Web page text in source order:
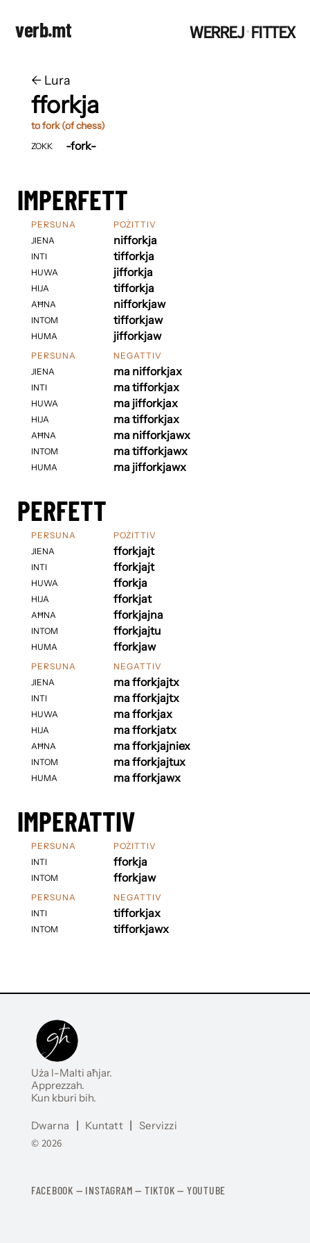
verb.mt WERREJ·FITTEX
← ​​Lura
fforkja
to fork (of chess)
ZOKK -fork-
IMPERFETT
PERSUNA
JIENA
INTI
HUWA
HIJA
AĦNA
INTOM
HUMA
POŻITTIV
nifforkja
tifforkja
jifforkja
tifforkja
nifforkjaw
tifforkjaw
jifforkjaw
PERSUNA
JIENA
INTI
HUWA
HIJA
AĦNA
INTOM
HUMA
NEGATTIV
ma nifforkjax
ma tifforkjax
ma jifforkjax
ma tifforkjax
ma nifforkjawx
ma tifforkjawx
ma jifforkjawx
PERFETT
PERSUNA
JIENA
INTI
HUWA
HIJA
AĦNA
INTOM
HUMA
POŻITTIV
fforkjajt
fforkjajt
fforkja
fforkjat
fforkjajna
fforkjajtu
fforkjaw
PERSUNA
JIENA
INTI
HUWA
HIJA
AĦNA
INTOM
HUMA
NEGATTIV
ma fforkjajtx
ma fforkjajtx
ma fforkjax
ma fforkjatx
ma fforkjajniex
ma fforkjajtux
ma fforkjawx
IMPERATTIV
PERSUNA
INTI
INTOM
POŻITTIV
fforkja
fforkjaw
PERSUNA
INTI
INTOM
NEGATTIV
tifforkjax
tifforkjawx
Uża l-Malti aħjar.
Apprezzah.
Kun kburi bih.
Dwarna | Kuntatt | Servizzi
© 2026
FACEBOOK — INSTAGRAM — TIKTOK — YOUTUBE